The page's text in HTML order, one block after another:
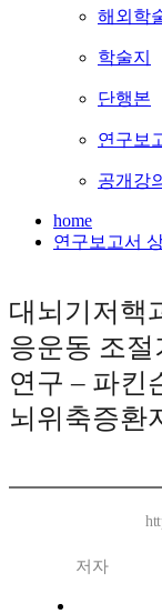
해외학
학술지
단행본
연구보
공개강
home
연구보고서 상
대뇌기저핵
응운동 조
연구 – 파킨
뇌위축증환
저자